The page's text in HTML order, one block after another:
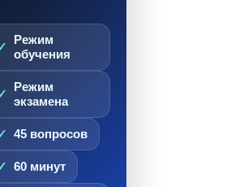
Режим
обучения
Режим
экзамена
45 вопросов
60 минут